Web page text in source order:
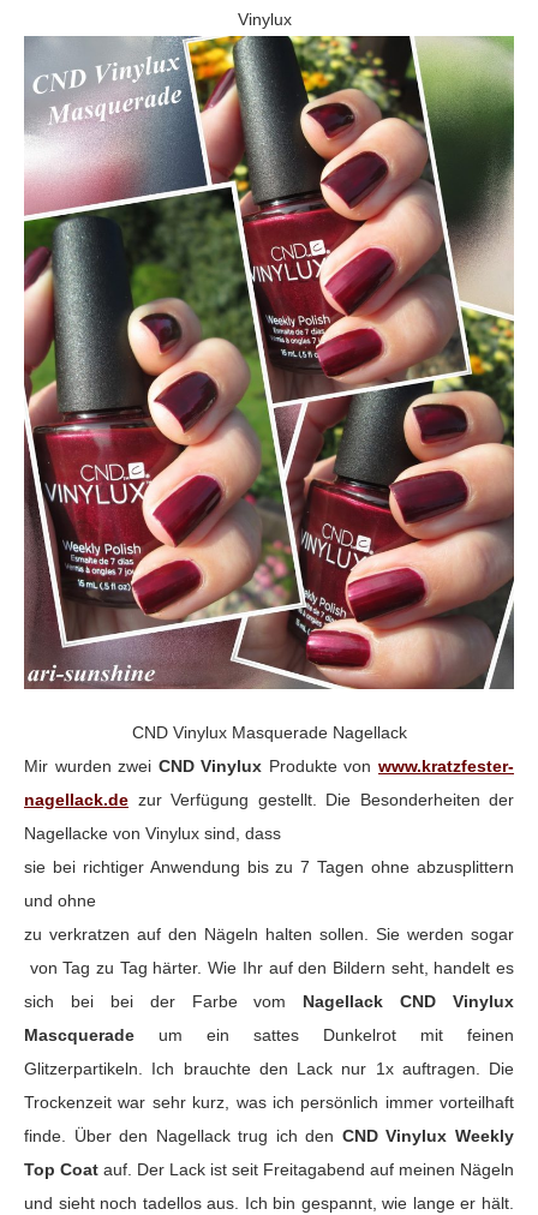
Vinylux
CND Vinylux Masquerade Nagellack
Mir wurden zwei CND Vinylux Produkte von www.kratzfester-
nagellack.de zur Verfügung gestellt. Die Besonderheiten der
Nagellacke von Vinylux sind, dass
sie bei richtiger Anwendung bis zu 7 Tagen ohne abzusplittern
und ohne
zu verkratzen auf den Nägeln halten sollen. Sie werden sogar
von Tag zu Tag härter. Wie Ihr auf den Bildern seht, handelt es
sich bei bei der Farbe vom Nagellack CND Vinylux
Mascquerade um ein sattes Dunkelrot mit feinen
Glitzerpartikeln. Ich brauchte den Lack nur 1x auftragen. Die
Trockenzeit war sehr kurz, was ich persönlich immer vorteilhaft
finde. Über den Nagellack trug ich den CND Vinylux Weekly
Top Coat auf. Der Lack ist seit Freitagabend auf meinen Nägeln
und sieht noch tadellos aus. Ich bin gespannt, wie lange er hält.